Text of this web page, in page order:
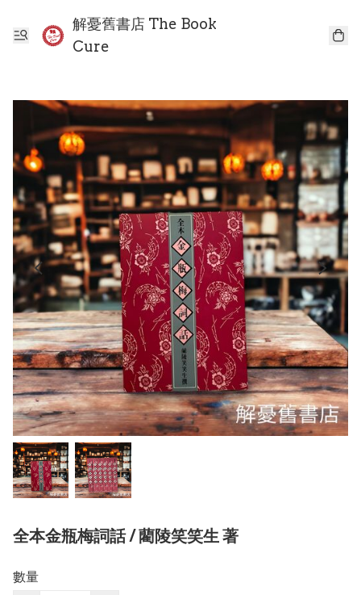
解憂舊書店 The Book
Cure
全本金瓶梅詞話 / 藺陵笑笑生 著
數量